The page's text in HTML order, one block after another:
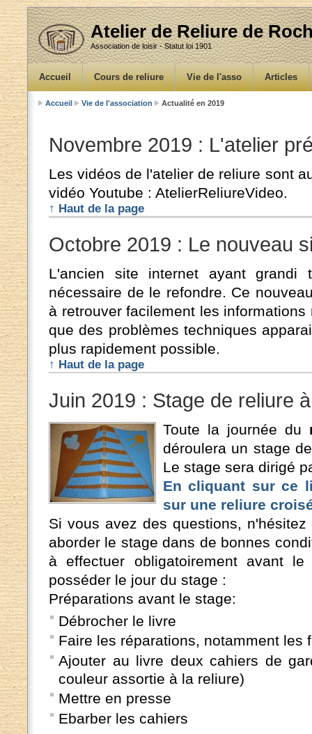
Atelier de Reliure de
Association de loisir - Statut loi 1901
Accueil Cours de reliure Vie de l'asso Articles
Accueil Vie de l'association Actualité en 2019
Novembre 2019 : L'atelier
Les vidéos de l'atelier de reliure sont
vidéo Youtube : AtelierReliureVideo.
↑ Haut de la page
Octobre 2019 : Le nouveau
L'ancien site internet ayant
nécessaire de le refondre. Ce
à retrouver facilement les
que des problèmes techniques
plus rapidement possible.
↑ Haut de la page
Juin 2019 : Stage de reliure
Toute la journée du
déroulera un stage
Le stage sera dirigé
En cliquant sur ce
sur une reliure
Si vous avez des questions,
aborder le stage dans de bonnes
à effectuer obligatoirement avant
posséder le jour du stage :
Préparations avant le stage:
Débrocher le livre
Faire les réparations, notamment les
Ajouter au livre deux cahiers de
couleur assortie à la reliure)
Mettre en presse
Ebarber les cahiers